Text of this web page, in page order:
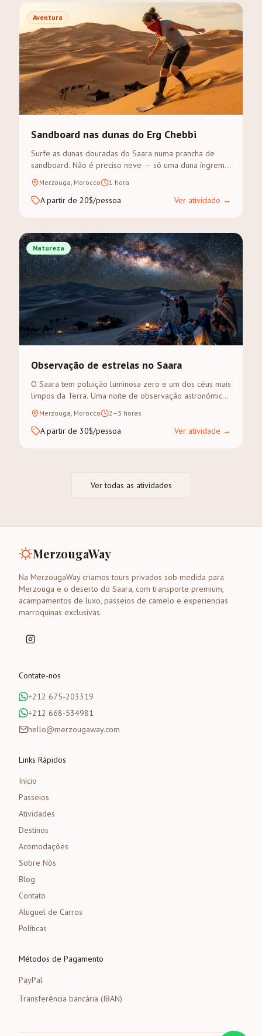
Aventura
Sandboard nas dunas do Erg Chebbi
Surfe as dunas douradas do Saara numa prancha de
sandboard. Não é preciso neve — só uma duna íngreme
e vontade de aventura.
Merzouga, Morocco 1 hora
A partir de 20$/pessoa Ver atividade →
Natureza
Observação de estrelas no Saara
O Saara tem poluição luminosa zero e um dos céus mais
limpos da Terra. Uma noite de observação astronómica
guiada em Merzouga é uma experiência inesquecível.
Merzouga, Morocco 2–3 horas
A partir de 30$/pessoa Ver atividade →
Ver todas as atividades
MerzougaWay
Na MerzougaWay criamos tours privados sob medida para
Merzouga e o deserto do Saara, com transporte premium,
acampamentos de luxo, passeios de camelo e experiencias
marroquinas exclusivas.
Contate-nos
+212 675-203319
+212 668-534981
hello@merzougaway.com
Links Rápidos
Início
Passeios
Atividades
Destinos
Acomodações
Sobre Nós
Blog
Contato
Aluguel de Carros
Políticas
Métodos de Pagamento
PayPal
Transferência bancária (IBAN)